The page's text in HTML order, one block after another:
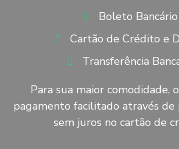
Boleto Bancário
Cartão de Crédito e
Transferência
Para sua maior comodidade,
pagamento facilitado através de
sem juros no cartão de